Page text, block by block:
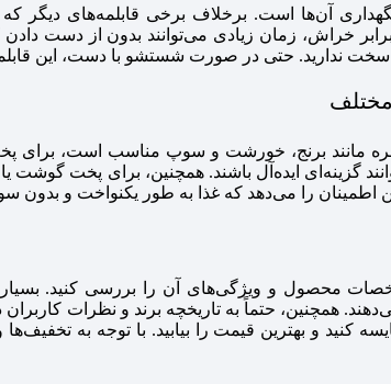
آن‌ها است. برخلاف برخی قابلمه‌های دیگر که
خراش، زمان زیادی می‌توانند بدون از دست
سخت ندارید. حتی در صورت شستشو با دست، این
مختلف
مانند برنج، خورشت و سوپ مناسب است،
گزینه‌ای ایده‌آل باشند. همچنین، برای پخت گوشت
این اطمینان را می‌دهد که غذا به طور یکنواخت و
محصول و ویژگی‌های آن را بررسی کنید.
همچنین، حتماً به تاریخچه برند و نظرات
کنید و بهترین قیمت را بیابید. با توجه به